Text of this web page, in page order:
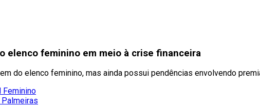
elenco feminino em meio à crise financeira
do elenco feminino, mas ainda possui pendências envolvendo
Feminino
Palmeiras